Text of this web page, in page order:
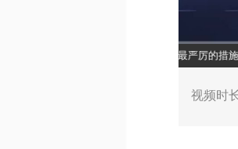
为，一经发现，BITC将采取最严厉的措施进
视频时